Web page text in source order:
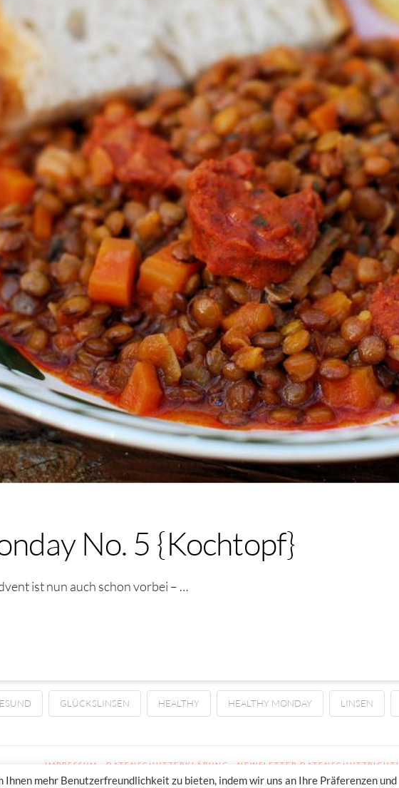
No. 5 {Kochtopf}
ist nun auch schon vorbei – …
GLÜCKSLINSEN HEALTHY HEALTHY MONDAY LINSEN
IMPRESSUM DATENSCHUTZERKLÄRUNG NEWSLETTER
mehr Benutzerfreundlichkeit zu bieten, indem wir uns an Ihre Präferenzen und